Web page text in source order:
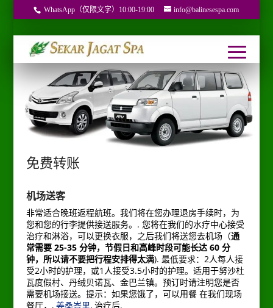
WhatsApp（仅限文字）10:00-19:00 info@balinesespa.com
免费转账
机场送客
非常适合晚班返程航班。我们将在您办理退房手续时，为
您和您的行李提供接送服务。. 您将在我们的水疗中心接受
治疗和淋浴，可以更换衣服，之后我们将送您去机场（通
常需要 25-35 分钟，节假日和高峰时段可能长达 60 分
钟，所以请不要把行程安排得太满). 最低要求：2人每人接
受2小时的护理，或1人接受3.5小时的护理。适用于努沙杜
瓦度假村、丹绒贝诺瓦、金巴兰镇。预订时请注明您是否
需要机场接送。提示：如果您饿了，可以用餐 在我们现场
餐厅，, 姜桑峇里, 治疗后.